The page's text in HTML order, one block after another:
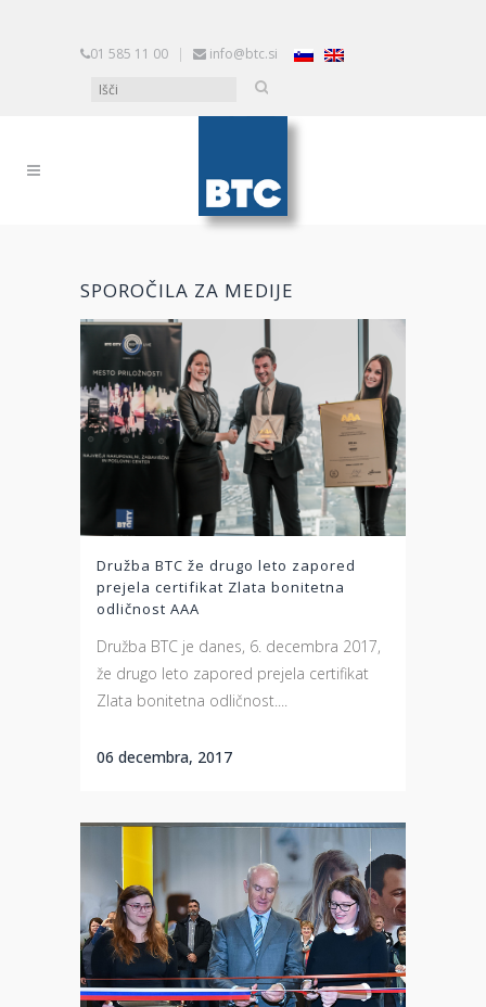
01 585 11 00 | info@btc.si
SPOROČILA ZA MEDIJE
Družba BTC že drugo leto zapored
prejela certifikat Zlata bonitetna
odličnost AAA
Družba BTC je danes, 6. decembra 2017,
že drugo leto zapored prejela certifikat
Zlata bonitetna odličnost....
06 decembra, 2017